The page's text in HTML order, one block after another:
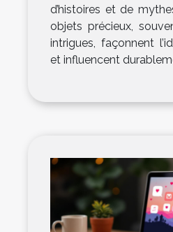
d’histoires et de
objets précieux,
intrigues, façonnent
et influencent